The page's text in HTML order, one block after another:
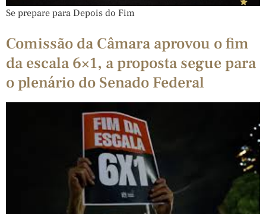
Se prepare para Depois do Fim
Comissão da Câmara aprovou o fim
da escala 6×1, a proposta segue para
o plenário do Senado Federal